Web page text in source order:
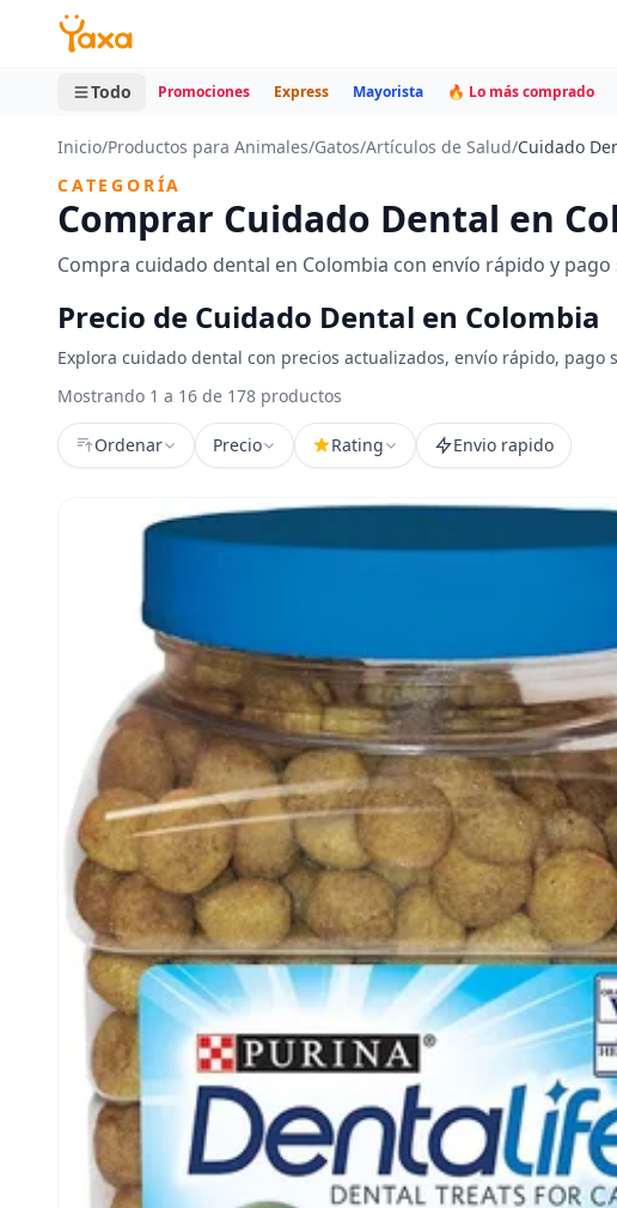
MINI CARRITO
0 productos
Todo Promociones Express Mayorista 🔥 Lo más comprado
Inicio/Productos para Animales/Gatos/Artículos de Salud/Cuidado
CATEGORÍA
Comprar Cuidado Dental en
Compra cuidado dental en Colombia con envío rápido y
Precio de Cuidado Dental en Colombia
Explora cuidado dental con precios actualizados, envío rápido, pago
Mostrando 1 a 16 de 178 productos
Ordenar Precio Rating Envio rapido